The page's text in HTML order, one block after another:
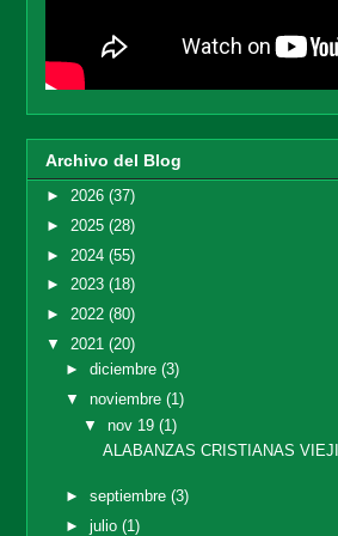
Archivo del Blog
► 2026 (37)
► 2025 (28)
► 2024 (55)
► 2023 (18)
► 2022 (80)
▼ 2021 (20)
► diciembre (3)
▼ noviembre (1)
▼nov 19(1)
ALABANZAS CRISTIANAS
► septiembre (3)
► julio (1)